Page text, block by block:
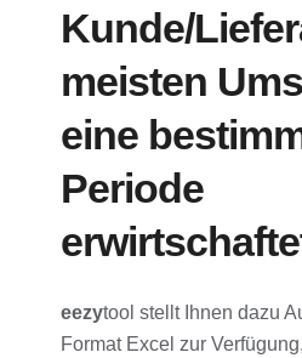
Kunde/
meisten
eine
Periode
eezytool stellt Ihnen dazu
Format Excel zur